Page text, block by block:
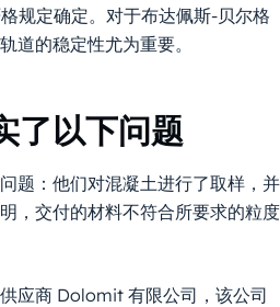
规定确定。对于布达佩斯-贝尔格
道的稳定性尤为重要。
了以下问题
题：他们对混凝土进行了取样，并
，交付的材料不符合所要求的粒度
应商 Dolomit 有限公司，该公司